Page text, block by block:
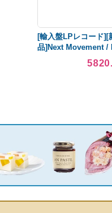
[輸入盤LPレコード][
品]Next Movement /
Movement(2022/4/1